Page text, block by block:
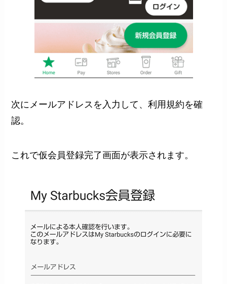
次にメールアドレスを入力して、利用規約を確
認。
これで仮会員登録完了画面が表示されます。